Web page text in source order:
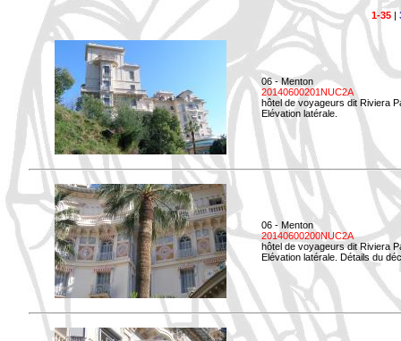
1-35|
06 - Menton
20140600201NUC2A
hôtel de voyageurs dit Riviera
Elévation latérale.
06 - Menton
20140600200NUC2A
hôtel de voyageurs dit Riviera
Elévation latérale. Détails du